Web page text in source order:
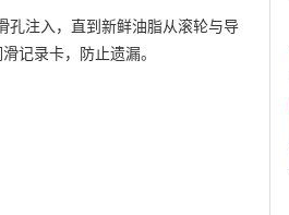
孔注入，直到新鲜油脂从滚轮与导
记录卡，防止遗漏。